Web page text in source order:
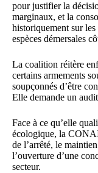
pour justifier la
marginaux, et la
historiquement sur
espèces démersales
La coalition réitère
certains armements
soupçonnés d’être
Elle demande un
Face à ce qu’elle
écologique, la
de l’arrêté, le
l’ouverture d’une
secteur.